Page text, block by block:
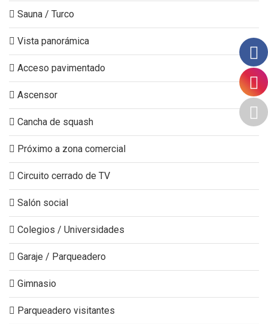
Sauna / Turco
Vista panorámica
Acceso pavimentado
Ascensor
Cancha de squash
Próximo a zona comercial
Circuito cerrado de TV
Salón social
Colegios / Universidades
Garaje / Parqueadero
Gimnasio
Parqueadero visitantes